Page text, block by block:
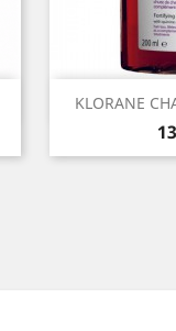
KLORANE
